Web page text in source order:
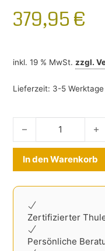
379,95 €
inkl. 19 % MwSt. zzgl.
Lieferzeit: 3-5 Werktage
Reisetaschenset
In den Warenkorb
Zertifizierter
Persönliche